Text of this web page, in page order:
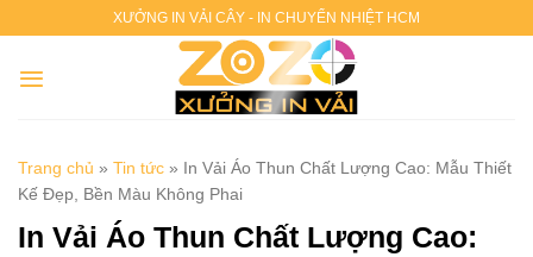
nội
XƯỞNG IN VẢI CÂY - IN CHUYỂN NHIỆT HCM
Trang chủ » Tin tức » In Vải Áo Thun Chất Lượng Cao: Mẫu Thiết
Kế Đẹp, Bền Màu Không Phai
In Vải Áo Thun Chất Lượng Cao: